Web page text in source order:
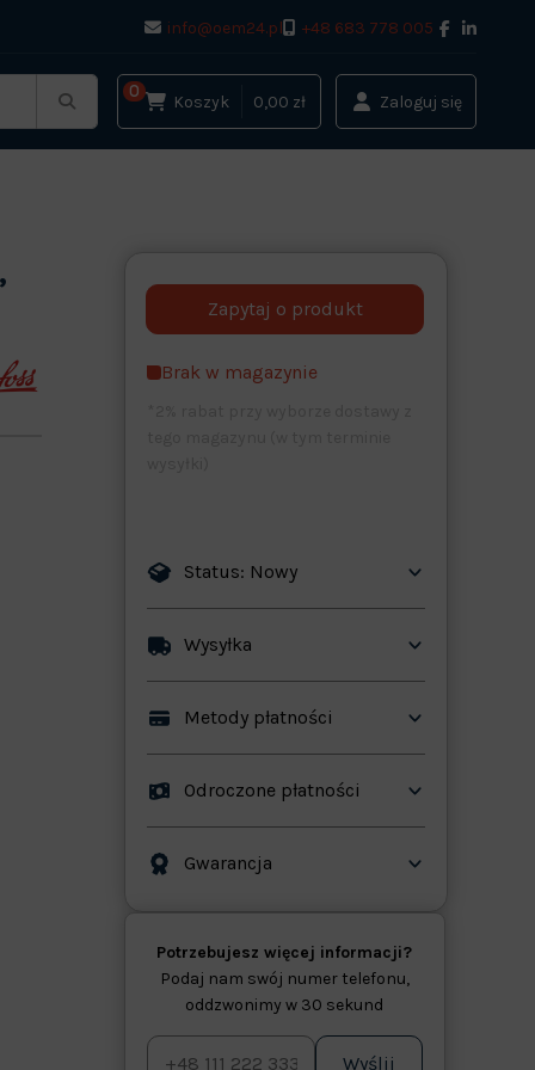
info@oem24.pl +48 683 778 005
0
Koszyk 0,00 zł Zaloguj się
Brak w magazynie
Status: Nowy
Wysyłka
Metody płatności
Odroczone płatności
Gwarancja
Potrzebujesz więcej informacji?
Podaj nam swój numer telefonu,
oddzwonimy w 30 sekund
Wyślij